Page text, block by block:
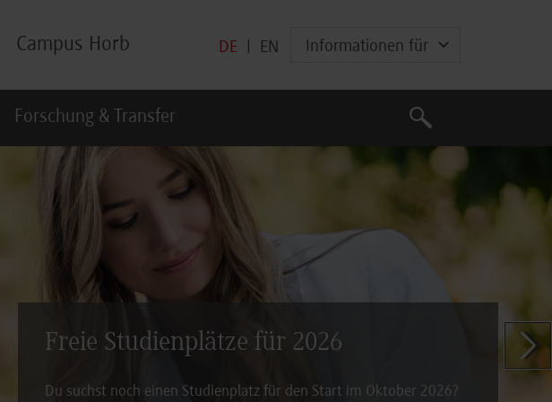
Campus Horb DE EN Informationen für
Forschung & Transfer
Suche
Suche
Freie Studienplätze für 2026
Du suchst noch einen Studienplatz für den Start im Oktober 2026?
Zeige